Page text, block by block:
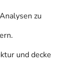
zu
und decke